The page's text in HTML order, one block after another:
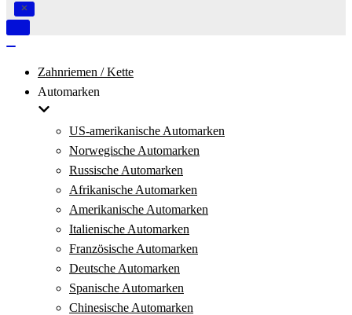
Navigation
Zahnriemen / Kette
Automarken
US-amerikanische Automarken
Norwegische Automarken
Russische Automarken
Afrikanische Automarken
Amerikanische Automarken
Italienische Automarken
Französische Automarken
Deutsche Automarken
Spanische Automarken
Chinesische Automarken